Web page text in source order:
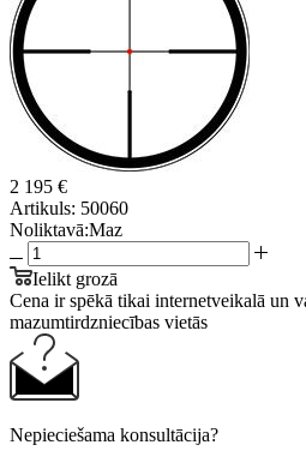
2 195 €
Artikuls: 50060
Noliktavā:Maz
Ielikt grozā
Cena ir spēkā tikai internetveikalā un
mazumtirdzniecības vietās
Nepieciešama konsultācija?